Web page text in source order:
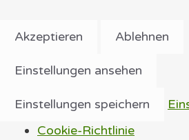
Akzeptieren Ablehnen
Einstellungen ansehen
Einstellungen speichern
Cookie-Richtlinie